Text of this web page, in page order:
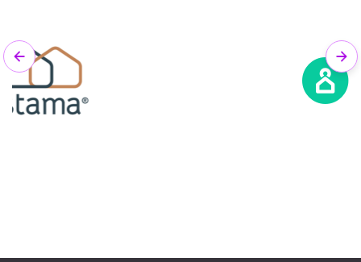
Previous